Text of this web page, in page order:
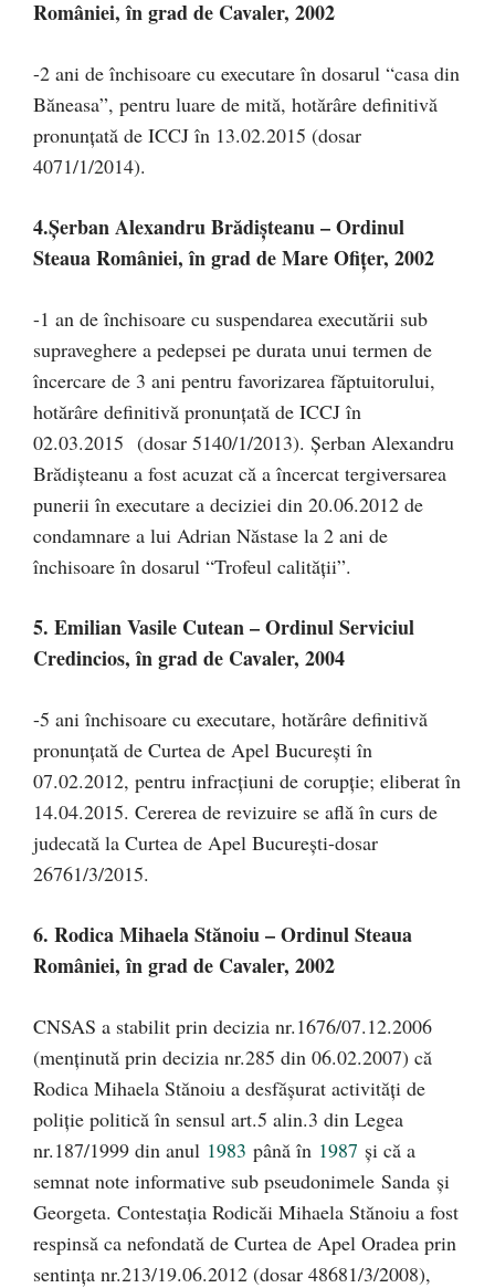
României, în grad de Cavaler, 2002
-2 ani de închisoare cu executare în dosarul “casa din
Băneasa”, pentru luare de mită, hotărâre definitivă
pronunţată de ICCJ în 13.02.2015 (dosar
4071/1/2014).
4.Şerban Alexandru Brădişteanu – Ordinul
Steaua României, în grad de Mare Ofiţer, 2002
-1 an de închisoare cu suspendarea executării sub
supraveghere a pedepsei pe durata unui termen de
încercare de 3 ani pentru favorizarea făptuitorului,
hotărâre definitivă pronunţată de ICCJ în
02.03.2015 (dosar 5140/1/2013). Şerban Alexandru
Brădişteanu a fost acuzat că a încercat tergiversarea
punerii în executare a deciziei din 20.06.2012 de
condamnare a lui Adrian Năstase la 2 ani de
închisoare în dosarul “Trofeul calităţii”.
5. Emilian Vasile Cutean – Ordinul Serviciul
Credincios, în grad de Cavaler, 2004
-5 ani închisoare cu executare, hotărâre definitivă
pronunţată de Curtea de Apel Bucureşti în
07.02.2012, pentru infracţiuni de corupţie; eliberat în
14.04.2015. Cererea de revizuire se află în curs de
judecată la Curtea de Apel Bucureşti-dosar
26761/3/2015.
6. Rodica Mihaela Stănoiu – Ordinul Steaua
României, în grad de Cavaler, 2002
CNSAS a stabilit prin decizia nr.1676/07.12.2006
(menţinută prin decizia nr.285 din 06.02.2007) că
Rodica Mihaela Stănoiu a desfăşurat activităţi de
poliție politică în sensul art.5 alin.3 din Legea
nr.187/1999 din anul 1983 până în 1987 și că a
semnat note informative sub pseudonimele Sanda și
Georgeta. Contestația Rodicăi Mihaela Stănoiu a fost
respinsă ca nefondată de Curtea de Apel Oradea prin
sentinţa nr.213/19.06.2012 (dosar 48681/3/2008),